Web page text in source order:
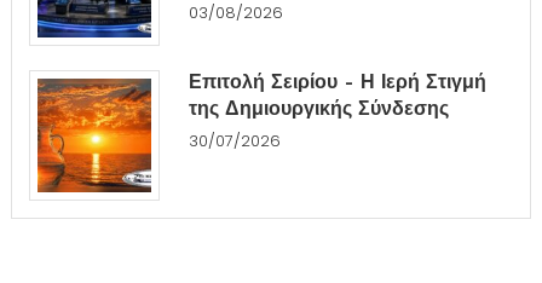
03/08/2026
Επιτολή Σειρίου – Η Ιερή Στιγμή
της Δημιουργικής Σύνδεσης
30/07/2026